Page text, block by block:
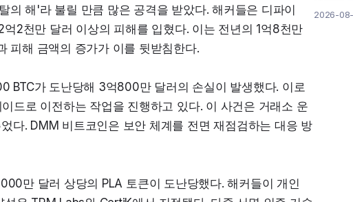
해'라 불릴 만큼 많은 공격을 받았다. 해커들은 디파이
2천만 달러 이상의 피해를 입혔다. 이는 전년의 1억8천만
피해 금액의 증가가 이를 뒷받침한다.
BTC가 도난당해 3억800만 달러의 손실이 발생했다. 이로
드로 이전하는 작업을 진행하고 있다. 이 사건은 거래소 운
다. DMM 비트코인은 보안 체계를 전면 재점검하는 대응 방
만 달러 상당의 PLA 토큰이 도난당했다. 해커들이 개인
2026-08-